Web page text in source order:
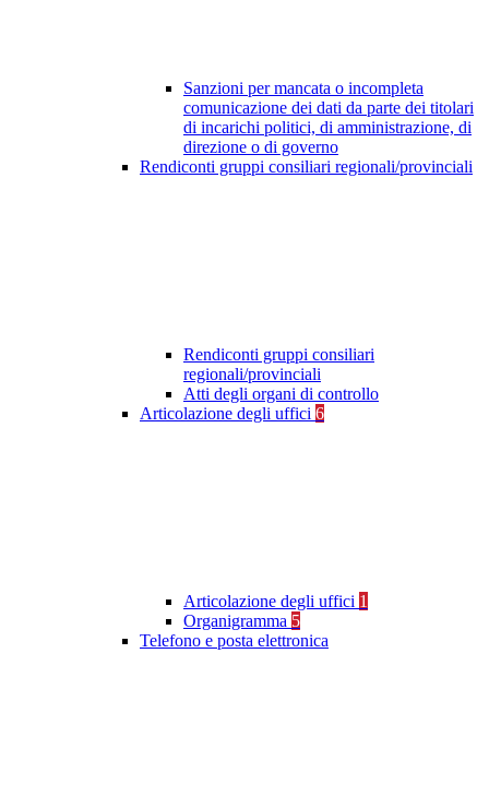
Sanzioni per mancata o incompleta
comunicazione dei dati da parte dei titolari
di incarichi politici, di amministrazione, di
direzione o di governo
Rendiconti gruppi consiliari regionali/provinciali
Rendiconti gruppi consiliari
regionali/provinciali
Atti degli organi di controllo
Articolazione degli uffici 6
Articolazione degli uffici 1
Organigramma 5
Telefono e posta elettronica